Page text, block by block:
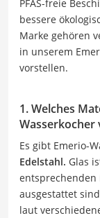
PFAS-freie
bessere
Marke gehören
in unserem
vorstellen.
1. Welches
Wasserkocher
Es gibt Emerio-
Edelstahl. Glas
entsprechenden
ausgestattet
laut